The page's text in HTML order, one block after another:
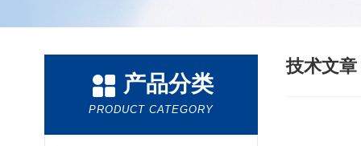
产品分类
PRODUCT CATEGORY
技术文章